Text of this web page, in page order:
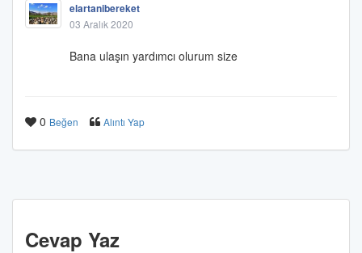
elartanibereket
03 Aralık 2020
Bana ulaşın yardımcı olurum size
0 Beğen Alıntı Yap
Cevap Yaz